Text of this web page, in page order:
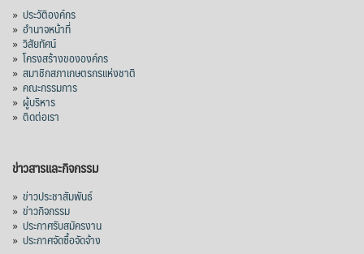
1,205 ล้านดอลลาร์สหรัฐ (ประมาณ
38,003.15 ล้านบาท) ลดลง 27.69%
ปรับตัวลดลงตามสภาวะเศรษฐกิจและการค้า
โลก โดยตลาดส่งออกสำคัญ จีน ส่งออกได้
1.52 ล้านตัน ลด 61.71%
ส่งออกมันครึ่งปี 69 ปริมาณ 2.52 ล้านตัน
ลด 51.63% ยังดีที่ราคาขายดีกว่าปีก่อน
mgronline.com
» ประวัติองค์กร
» อำนาจหน้าที่
» วิสัยทัศน์
» โครงสร้างขององค์กร
» สมาชิกสภาเกษตรกรแห่งชาติ
» คณะกรรมการ
» ผู้บริหาร
» ติดต่อเรา
ข่าวสารและกิจกรรม
» ข่าวประชาสัมพันธ์
» ข่าวกิจกรรม
» ประกาศรับสมัครงาน
» ประกาศจัดซื้อจัดจ้าง